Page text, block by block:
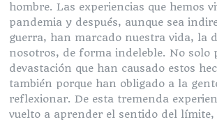
hombre. Las experiencias que hemos
pandemia y después, aunque sea
guerra, han marcado nuestra vida, la
nosotros, de forma indeleble. No solo
devastación que han causado estos
también porque han obligado a la
reflexionar. De esta tremenda
vuelto a aprender el sentido del